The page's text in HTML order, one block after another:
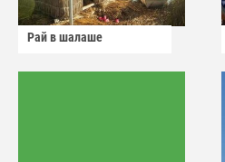
Рай в шалаше